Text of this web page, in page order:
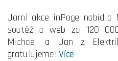
Jarní akce inPage nabídla
soutěž o web za 120
Michael a Jan z
gratulujeme! Více